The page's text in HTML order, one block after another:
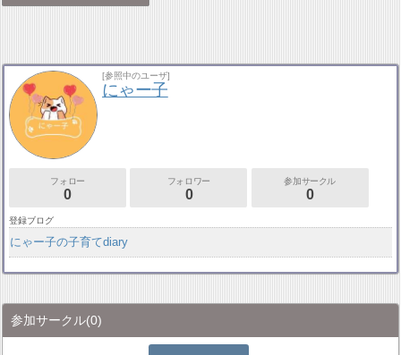
[参照中のユーザ]
にゃー子
フォロー
0
フォロワー
0
参加サークル
0
登録ブログ
にゃー子の子育てdiary
参加サークル(0)